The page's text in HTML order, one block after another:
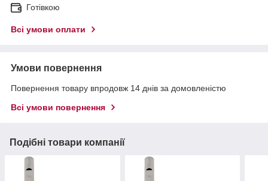
Готівкою
Всі умови оплати
Умови повернення
Повернення товару впродовж 14 днів за домовленістю
Всі умови повернення
Подібні товари компанії